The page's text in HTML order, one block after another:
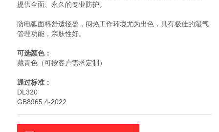
提供全面、永久的专业防护。
防电弧面料舒适轻盈，闷热工作环境尤为出色，具有极佳的湿气
管理功能，亲肤性好。
可选颜色：
藏青色（可按客户需求定制）
通过标准：
DL320
GB8965.4-2022